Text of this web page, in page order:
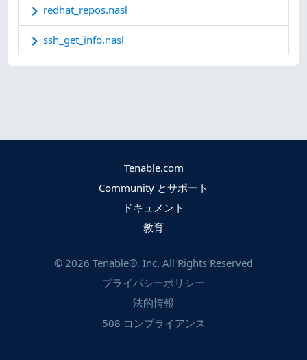
redhat_repos.nasl
ssh_get_info.nasl
Tenable.com
Community とサポート
ドキュメント
教育
© 2026 Tenable®, Inc. All Rights Reserved
プライバシーポリシー
法的情報
508 コンプライアンス